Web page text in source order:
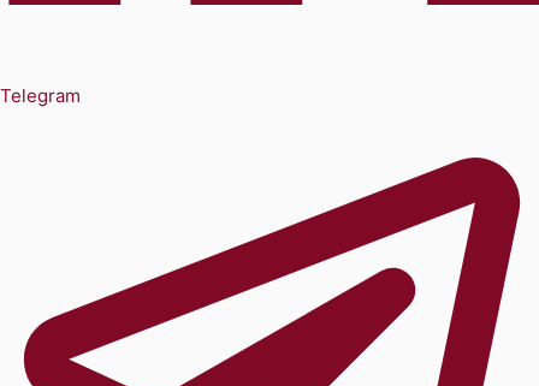
Telegram